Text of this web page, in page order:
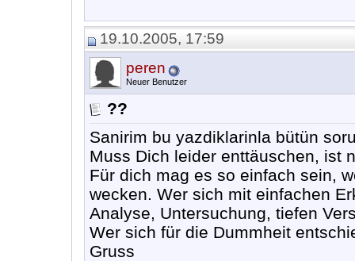
19.10.2005, 17:59
peren
Neuer Benutzer
??
Sanirim bu yazdiklarinla bütün
Muss Dich leider enttäuschen, ist
Für dich mag es so einfach sein,
wecken. Wer sich mit einfachen
Analyse, Untersuchung, tiefen
Wer sich für die Dummheit
Gruss